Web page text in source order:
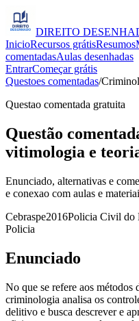
DIREITO
InicioRecursos grátisResumos
comentadasAulas desenhadas
EntrarComeçar grátis
Questoes comentadas/
Questao comentada gratuita
Questão
vitimologia e
Enunciado, alternativas e
e conexao com aulas e
Cebraspe2016Policia Civil do
Policia
Enunciado
No que se refere aos métodos
criminologia analisa os
delitivo e busca descrever e